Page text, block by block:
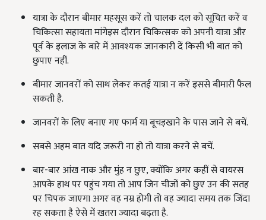
यात्रा के दौरान बीमार महसूस करें तो चालक दल को सूचित करें व
चिकित्सा सहायता मांगेइस दौरान चिकित्सक को अपनी यात्रा और
पूर्व के इलाज के बारे में आवश्यक जानकारी दें किसी भी बात को
छुपाए नहीं.
बीमार जानवरों को साथ लेकर कतई यात्रा न करें इससे बीमारी फैल
सकती है.
जानवरों के लिए बनाए गए फार्म या बूचड़खाने के पास जाने से बचें.
सबसे अहम बात यदि जरूरी ना हो तो यात्रा करने से बचें.
बार-बार आंख नाक और मुंह न छुए, क्योंकि अगर कहीं से वायरस
आपके हाथ पर पहुंच गया तो आप जिन चीजों को छुए उन की सतह
पर चिपक जाएगा अगर वह नम्र होगी तो वह ज्यादा समय तक जिंदा
रह सकता है ऐसे में खतरा ज्यादा बढ़ता है.